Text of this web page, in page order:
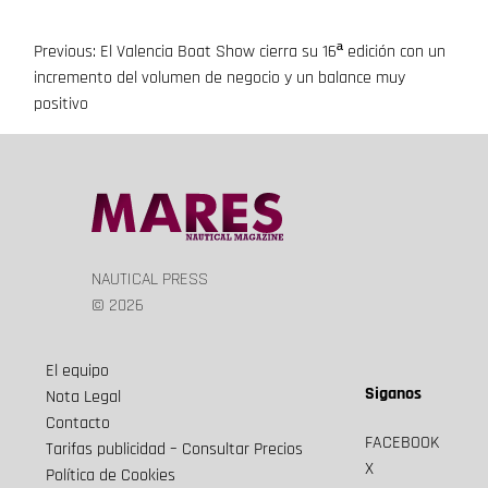
Navegación
de
entradas
Previous: El Valencia Boat Show cierra su 16ª edición con un
incremento del volumen de negocio y un balance muy
positivo
NAUTICAL PRESS
© 2026
El equipo
Nota Legal
Contacto
Tarifas publicidad – Consultar Precios
Política de Cookies
Siganos
FACEBOOK
X